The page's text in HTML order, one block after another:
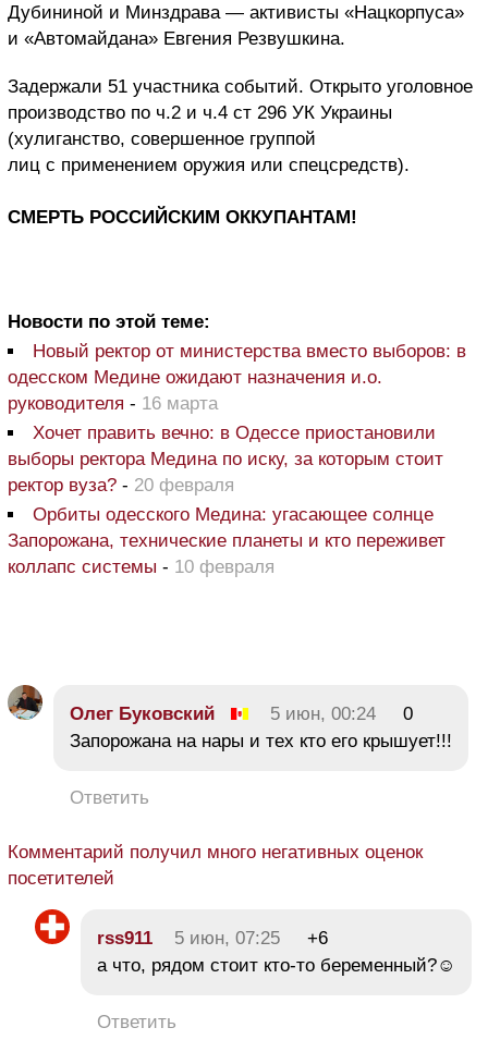
Дубининой и Минздрава — активисты «Нацкорпуса»
и «Автомайдана» Евгения Резвушкина.
Задержали 51 участника событий. Открыто уголовное
производство по ч.2 и ч.4 ст 296 УК Украины
(хулиганство, совершенное группой
лиц с применением оружия или спецсредств).
СМЕРТЬ РОССИЙСКИМ ОККУПАНТАМ!
Новости по этой теме:
Новый ректор от министерства вместо выборов: в
одесском Медине ожидают назначения и.о.
руководителя - 16 марта
Хочет править вечно: в Одессе приостановили
выборы ректора Медина по иску, за которым стоит
ректор вуза? - 20 февраля
Орбиты одесского Медина: угасающее солнце
Запорожана, технические планеты и кто переживет
коллапс системы - 10 февраля
Олег Буковский 5 июн, 00:24
0
Запорожана на нары и тех кто его крышует!!!
Ответить
Комментарий получил много негативных оценок
посетителей
rss911 5 июн, 07:25
+6
а что, рядом стоит кто-то беременный?☺
Ответить